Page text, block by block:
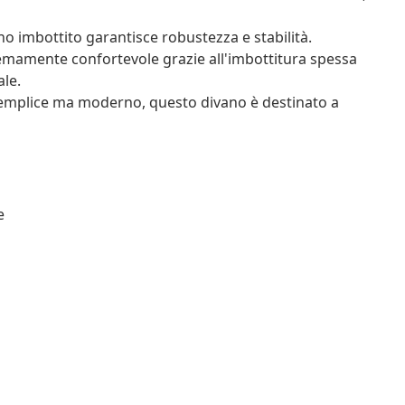
imbottito garantisce robustezza e stabilità.
confortevole grazie all'imbottitura spessa
ma moderno, questo divano è destinato a